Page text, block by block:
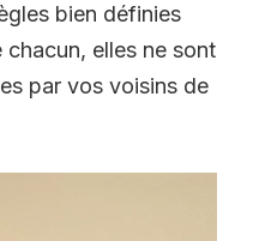
bien définies
elles ne sont
par vos voisins de